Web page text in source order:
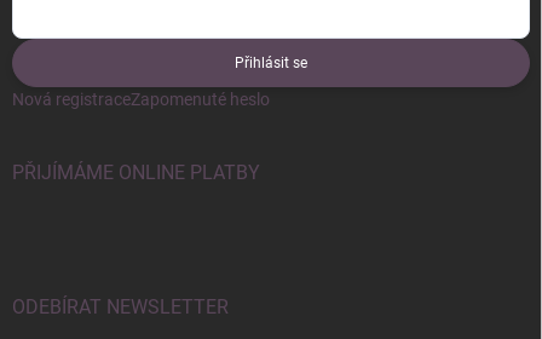
Přihlásit se
Nová registraceZapomenuté heslo
PŘIJÍMÁME ONLINE PLATBY
ODEBÍRAT NEWSLETTER